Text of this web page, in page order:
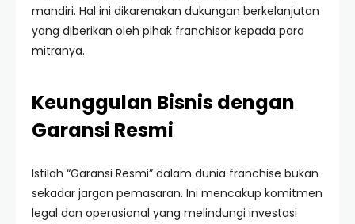
mandiri. Hal ini dikarenakan dukungan berkelanjutan
yang diberikan oleh pihak franchisor kepada para
mitranya.
Keunggulan Bisnis dengan
Garansi Resmi
Istilah “Garansi Resmi” dalam dunia franchise bukan
sekadar jargon pemasaran. Ini mencakup komitmen
legal dan operasional yang melindungi investasi